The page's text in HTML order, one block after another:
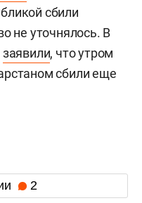
сбили
не уточнялось. В
заявили, что утром
сбили еще
2